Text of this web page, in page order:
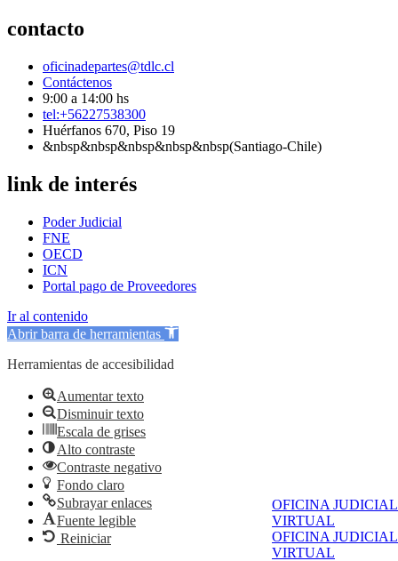
OFICINA JUDICIAL
VIRTUAL
OFICINA JUDICIAL
VIRTUAL
contacto
oficinadepartes@tdlc.cl
Contáctenos
9:00 a 14:00 hs
tel:+56227538300
Huérfanos 670, Piso 19
&nbsp&nbsp&nbsp&nbsp&nbsp(Santiago-Chile)
link de interés
Poder Judicial
FNE
OECD
ICN
Portal pago de Proveedores
Ir al contenido
Abrir barra de herramientas
Herramientas de accesibilidad
Aumentar texto
Disminuir texto
Escala de grises
Alto contraste
Contraste negativo
Fondo claro
Subrayar enlaces
Fuente legible
Reiniciar